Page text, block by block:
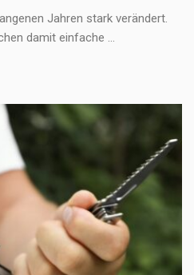
Jahren stark verändert.
damit einfache ...